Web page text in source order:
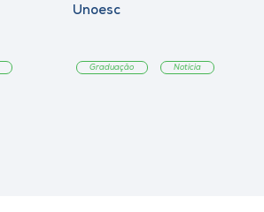
Unoesc
Graduação Notícia